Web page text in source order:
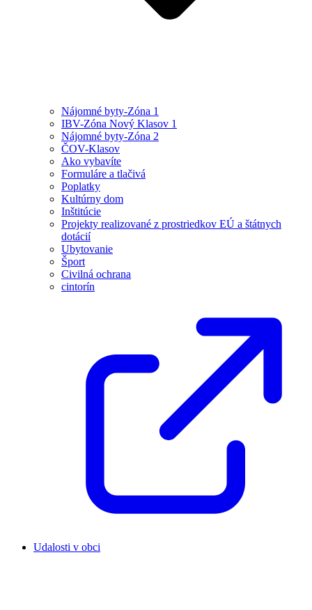
Nájomné byty-Zóna 1
IBV-Zóna Nový Klasov 1
Nájomné byty-Zóna 2
ČOV-Klasov
Ako vybavíte
Formuláre a tlačivá
Poplatky
Kultúrny dom
Inštitúcie
Projekty realizované z prostriedkov EÚ a štátnych
dotácií
Ubytovanie
Šport
Civilná ochrana
cintorín
Udalosti v obci